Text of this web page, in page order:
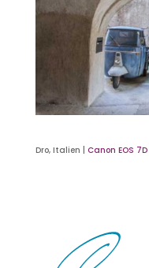
Dro, Italien |Canon EOS 7D